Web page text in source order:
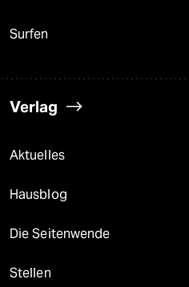
Surfen
Verlag
Aktuelles
Hausblog
Die Seitenwende
Stellen